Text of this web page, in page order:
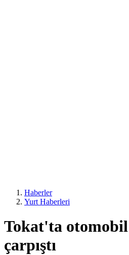
Haberler
Yurt Haberleri
Tokat'ta
çarpıştı